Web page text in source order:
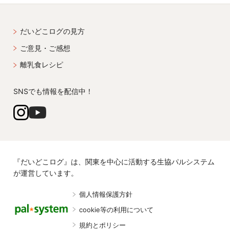
だいどこログの見方
ご意見・ご感想
離乳食レシピ
SNSでも情報を配信中！
『だいどこログ』は、関東を中心に活動する生協パルシステム
が運営しています。
個人情報保護方針
cookie等の利用について
規約とポリシー